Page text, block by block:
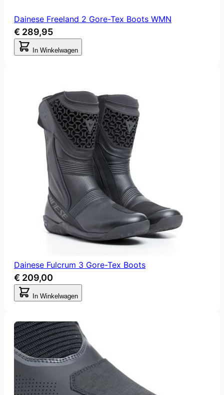
Dainese Freeland 2 Gore-Tex Boots WMN
€ 289,95
In Winkelwagen
Dainese Fulcrum 3 Gore-Tex Boots
€ 209,00
In Winkelwagen